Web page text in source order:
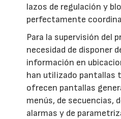
lazos de regulación y
perfectamente
Para la supervisión del
necesidad de disponer
información en
han utilizado pantallas
ofrecen pantallas
menús, de secuencias,
alarmas y de